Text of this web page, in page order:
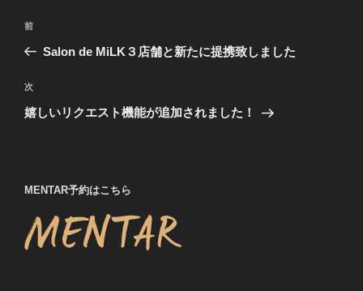
投
ナ
ビ
ゲ
ン
前
の
稿
前
Salon de MiLK３店舗と新たに提携致しました
次
の
次
嬉しいリクエスト機能が追加されました！
MENTAR予約はこちら